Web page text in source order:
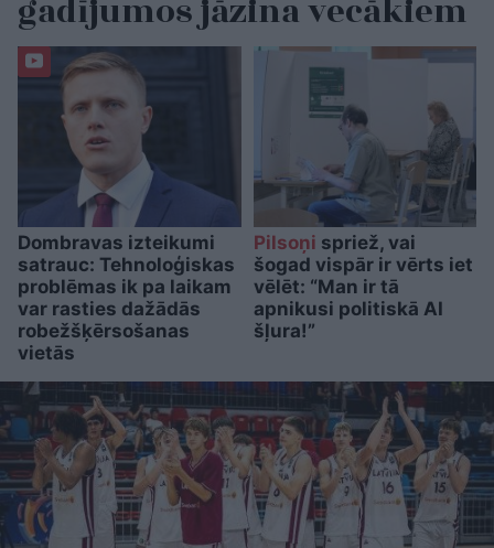
gadījumos jāzina vecākiem
Dombravas izteikumi
satrauc: Tehnoloģiskas
problēmas ik pa laikam
var rasties dažādās
robežšķērsošanas
vietās
Pilsoņi spriež, vai
šogad vispār ir vērts iet
vēlēt: “Man ir tā
apnikusi politiskā AI
šļura!”